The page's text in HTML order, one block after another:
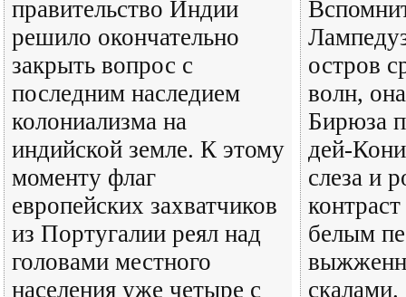
правительство Индии
решило окончательно
закрыть вопрос с
последним наследием
колониализма на
индийской земле. К этому
моменту флаг
европейских захватчиков
из Португалии реял над
головами местного
населения уже четыре с
остров
волн,
Бирюза
дей-
слеза и
белым
скалами.